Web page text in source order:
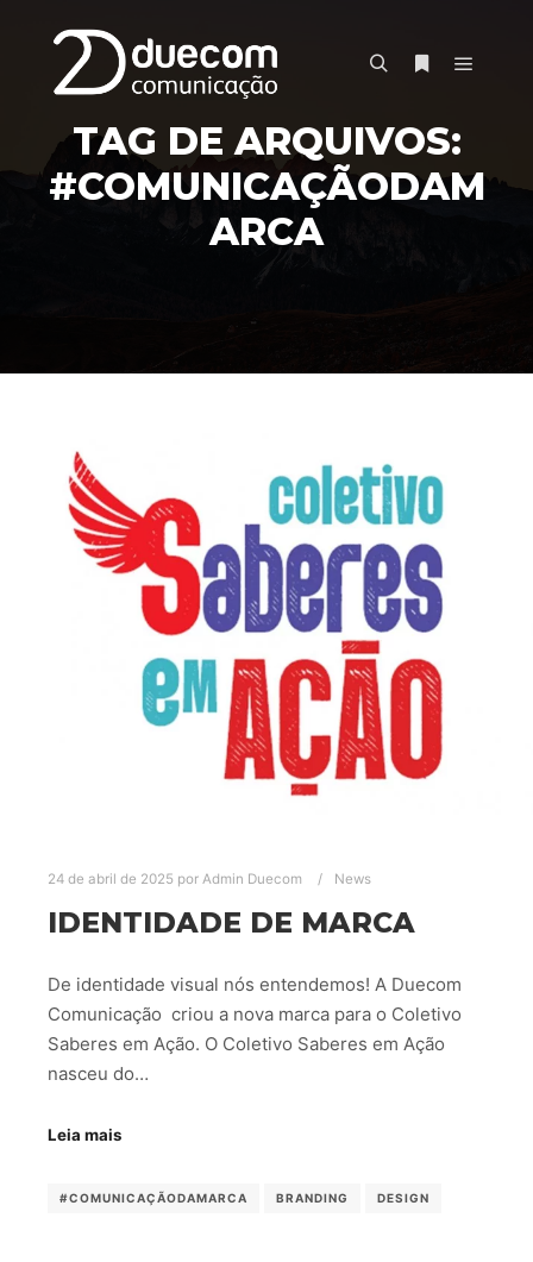
TAG DE ARQUIVOS:
#COMUNICAÇÃODAM
ARCA
24 de abril de 2025 por Admin Duecom News
IDENTIDADE DE MARCA
De identidade visual nós entendemos! A Duecom
Comunicação criou a nova marca para o Coletivo
Saberes em Ação. O Coletivo Saberes em Ação
nasceu do…
Leia mais
#COMUNICAÇÃODAMARCA BRANDING DESIGN